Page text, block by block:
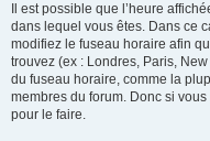
Il est possible que l’heure
dans lequel vous êtes. Dans ce
modifiez le fuseau horaire afin
trouvez (ex : Londres, Paris,
du fuseau horaire, comme la
membres du forum. Donc si
pour le faire.